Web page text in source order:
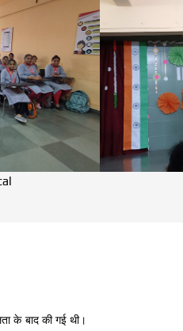
के बाद की गई थी।